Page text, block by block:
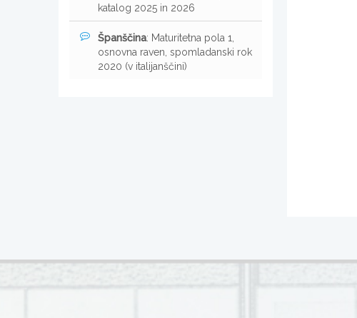
katalog 2025 in 2026
Španščina: Maturitetna pola 1,
osnovna raven, spomladanski rok
2020 (v italijanščini)